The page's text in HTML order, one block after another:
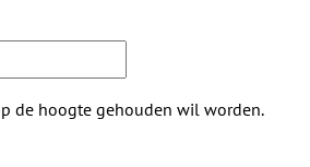
de hoogte gehouden wil worden.